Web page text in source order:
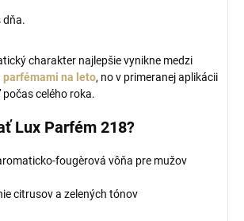
dňa.
charakter najlepšie vynikne medzi
parfémami na leto, no v primeranej aplikácii
celého roka.
Lux Parfém 218?
fougèrová vôňa pre mužov
citrusov a zelených tónov